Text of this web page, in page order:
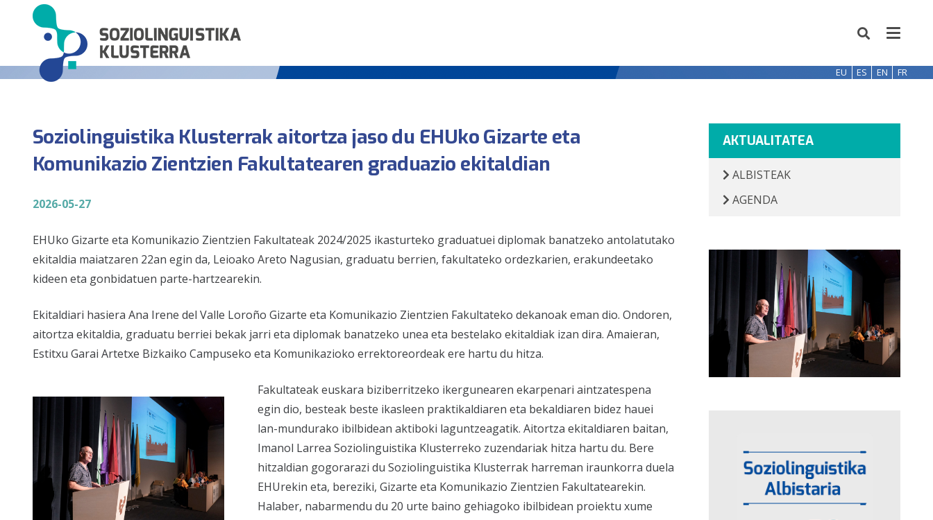
EU ES EN FR
Soziolinguistika Klusterrak aitortza jaso du EHUko Gizarte eta
Komunikazio Zientzien Fakultatearen graduazio ekitaldian
2026-05-27
EHUko Gizarte eta Komunikazio Zientzien Fakultateak 2024/2025 ikasturteko graduatuei diplomak banatzeko antolatutako
ekitaldia maiatzaren 22an egin da, Leioako Areto Nagusian, graduatu berrien, fakultateko ordezkarien, erakundeetako
kideen eta gonbidatuen parte-hartzearekin.
Ekitaldiari hasiera Ana Irene del Valle Loroño Gizarte eta Komunikazio Zientzien Fakultateko dekanoak eman dio. Ondoren,
aitortza ekitaldia, graduatu berriei bekak jarri eta diplomak banatzeko unea eta bestelako ekitaldiak izan dira. Amaieran,
Estitxu Garai Artetxe Bizkaiko Campuseko eta Komunikazioko errektoreordeak ere hartu du hitza.
Fakultateak euskara biziberritzeko ikergunearen ekarpenari aintzatespena
egin dio, besteak beste ikasleen praktikaldiaren eta bekaldiaren bidez hauei
lan-mundurako ibilbidean aktiboki laguntzeagatik. Aitortza ekitaldiaren baitan,
Imanol Larrea Soziolinguistika Klusterreko zuzendariak hitza hartu du. Bere
hitzaldian gogorarazi du Soziolinguistika Klusterrak harreman iraunkorra duela
EHUrekin eta, bereziki, Gizarte eta Komunikazio Zientzien Fakultatearekin.
Halaber, nabarmendu du 20 urte baino gehiagoko ibilbidean proiektu xume
AKTUALITATEA
ALBISTEAK
AGENDA